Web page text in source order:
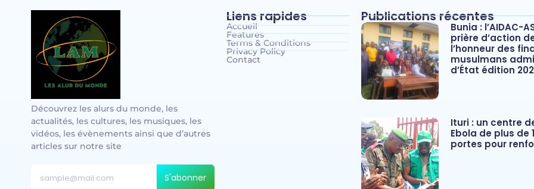
Découvrez les alurs du monde, les
actualités, les cultures, les musiques, les
vidéos, les évènements ainsi que d’autres
articles sur notre site
S'abonner
Liens rapides
Accueil
Features
Terms & Conditions
Privacy Policy
Contact
Publications récentes
Bunia : l’AIDAC-
prière d’action
l’honneur des
musulmans
d’État édition
Ituri : un centre
Ebola de plus de
portes pour